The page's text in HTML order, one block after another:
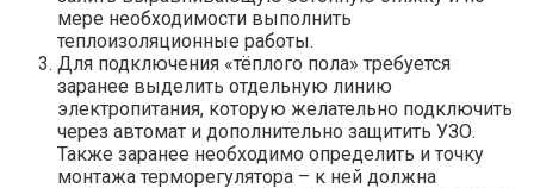
мере необходимости выполнить
теплоизоляционные работы.
Для подключения «тёплого пола» требуется
заранее выделить отдельную линию
электропитания, которую желательно подключить
через автомат и дополнительно защитить УЗО.
Также заранее необходимо определить и точку
монтажа терморегулятора – к ней должна